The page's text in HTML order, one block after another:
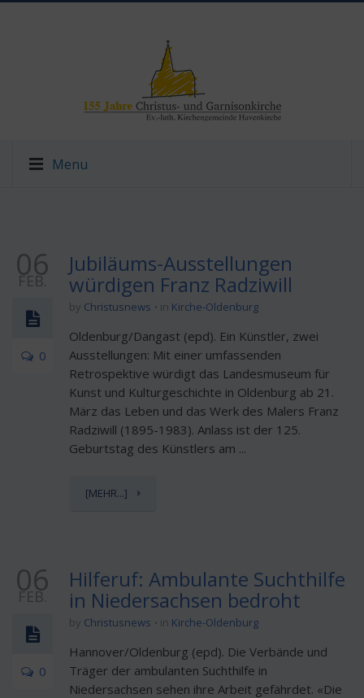
Menu
06
FEB.
0
Jubiläums-Ausstellungen
würdigen Franz Radziwill
by Christusnews in Kirche-Oldenburg
Oldenburg/Dangast (epd). Ein Künstler, zwei
Ausstellungen: Mit einer umfassenden
Retrospektive würdigt das Landesmuseum für
Kunst und Kulturgeschichte in Oldenburg ab 21.
März das Leben und das Werk des Malers Franz
Radziwill (1895-1983). Anlass ist der 125.
Geburtstag des Künstlers am ...
[MEHR...]
06
FEB.
0
Hilferuf: Ambulante Suchthilfe
in Niedersachsen bedroht
by Christusnews in Kirche-Oldenburg
Hannover/Oldenburg (epd). Die Verbände und
Träger der ambulanten Suchthilfe in
Niedersachsen sehen ihre Arbeit gefährdet. «Die